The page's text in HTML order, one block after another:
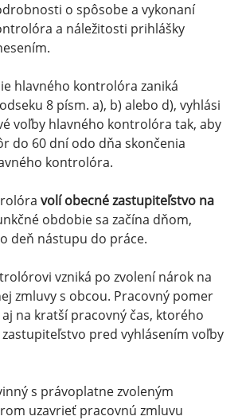
o spôsobe a vykonaní
a náležitosti prihlášky
hlavného kontrolóra zaniká
8 písm. a), b) alebo d), vyhlási
voľby hlavného kontrolóra tak, aby
do 60 dní odo dňa skončenia
kontrolóra.
volí obecné zastupiteľstvo na
obdobie sa začína dňom,
deň nástupu do práce.
vzniká po zvolení nárok na
zmluvy s obcou. Pracovný pomer
na kratší pracovný čas, ktorého
pred vyhlásením voľby
s právoplatne zvoleným
uzavrieť pracovnú zmluvu